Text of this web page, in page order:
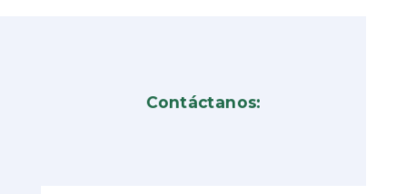
Contáctanos: